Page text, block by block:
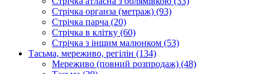
Стрічка органза (метраж) (93)
Стрічка парча (20)
Стрічка в клітку (60)
Стрічка з іншим малюнком (53)
Тасьма, мереживо, регілін (134)
Мереживо (повний розпродаж) (48)